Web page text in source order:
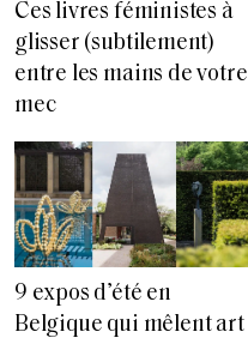
Ces livres féministes à
glisser (subtilement)
entre les mains de votre
mec
9 expos d’été en
Belgique qui mêlent art